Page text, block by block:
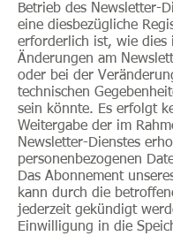
Betrieb des Newsletter-
eine diesbezügliche
erforderlich ist, wie dies
Änderungen am
oder bei der
technischen
sein könnte. Es erfolgt
Weitergabe der im
Newsletter-Dienstes
personenbezogenen
Das Abonnement
kann durch die
jederzeit gekündigt
Einwilligung in die